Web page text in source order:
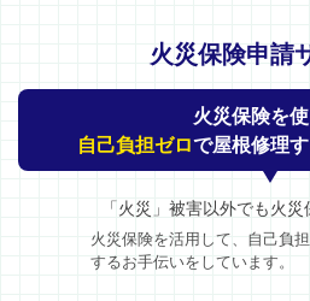
火災保険申請
火災保険を
自己負担ゼロで屋根修理
「火災」被害以外でも火
火災保険を活用して、自己負
するお手伝いをしています。